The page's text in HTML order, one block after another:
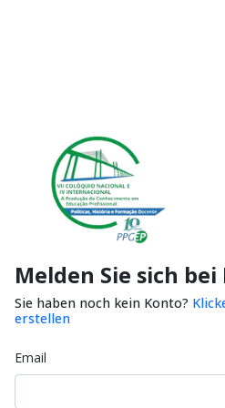
Melden Sie sich
Sie haben noch kein Konto?
erstellen
Email